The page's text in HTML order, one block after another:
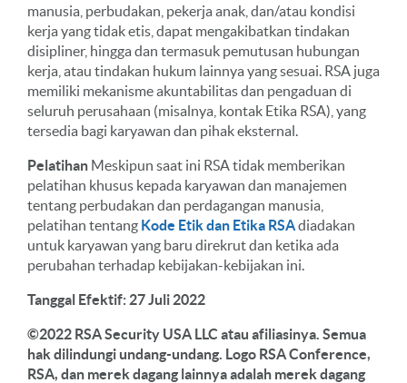
manusia, perbudakan, pekerja anak, dan/atau kondisi
kerja yang tidak etis, dapat mengakibatkan tindakan
disipliner, hingga dan termasuk pemutusan hubungan
kerja, atau tindakan hukum lainnya yang sesuai. RSA juga
memiliki mekanisme akuntabilitas dan pengaduan di
seluruh perusahaan (misalnya, kontak Etika RSA), yang
tersedia bagi karyawan dan pihak eksternal.
Pelatihan Meskipun saat ini RSA tidak memberikan
pelatihan khusus kepada karyawan dan manajemen
tentang perbudakan dan perdagangan manusia,
pelatihan tentang Kode Etik dan Etika RSAdiadakan
untuk karyawan yang baru direkrut dan ketika ada
perubahan terhadap kebijakan-kebijakan ini.
Tanggal Efektif: 27 Juli 2022
©2022 RSA Security USA LLC atau afiliasinya. Semua
hak dilindungi undang-undang. Logo RSA Conference,
RSA, dan merek dagang lainnya adalah merek dagang